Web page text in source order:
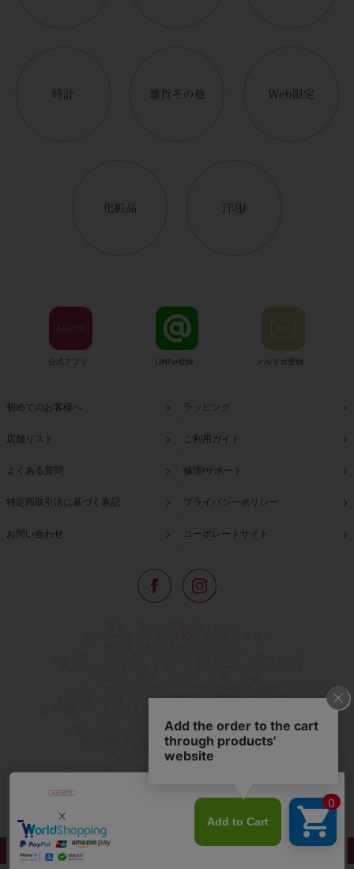
公式アプリ LINE@登録 メルマガ登録
初めてのお客様へ ラッピング
店舗リスト ご利用ガイド
よくある質問 修理/サポート
特定商取引法に基づく表記 プライバシーポリシー
お問い合わせ コーポレートサイト
オリジナルアイテムなどを幅広くご用意しています。
アビステの幅広い商品を取り揃え、
人気ランキングやテレビなどメディア着用商品、
雑誌掲載商品情報を紹介するコンテンツ、
プレゼント包装無料や独自のポイント還元
などのサービスをご提供。
心躍るインポートアクセサリーや時計、小物などで、
夢やときめきを与えられるよう願っています。
◆ギフトラッピング無料/11,000円以上のご注文で送料無料◆
©ABISTE WEB SHOP